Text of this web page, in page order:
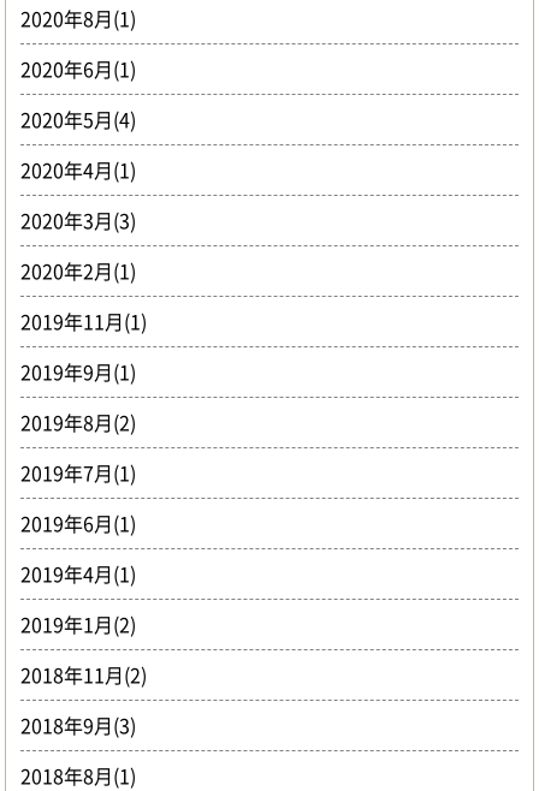
2020年8月(1)
2020年6月(1)
2020年5月(4)
2020年4月(1)
2020年3月(3)
2020年2月(1)
2019年11月(1)
2019年9月(1)
2019年8月(2)
2019年7月(1)
2019年6月(1)
2019年4月(1)
2019年1月(2)
2018年11月(2)
2018年9月(3)
2018年8月(1)